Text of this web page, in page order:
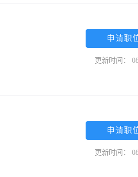
申请职
更新时间：
申请职
更新时间：